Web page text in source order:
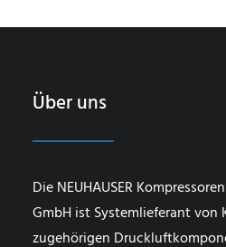
Über uns
Die NEUHAUSER
GmbH ist Systemlieferant von
zugehörigen